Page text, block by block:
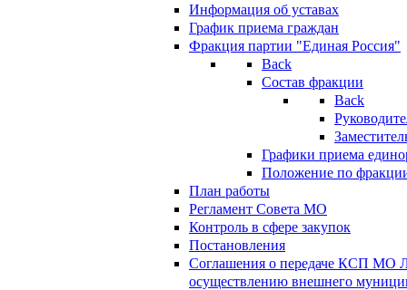
Информация об уставах
График приема граждан
Фракция партии "Единая Россия"
Back
Состав фракции
Back
Графики приема
Положение по
План работы
Регламент Совета МО
Контроль в сфере закупок
Постановления
Соглашения о передаче КСП МО
осуществлению внешнего